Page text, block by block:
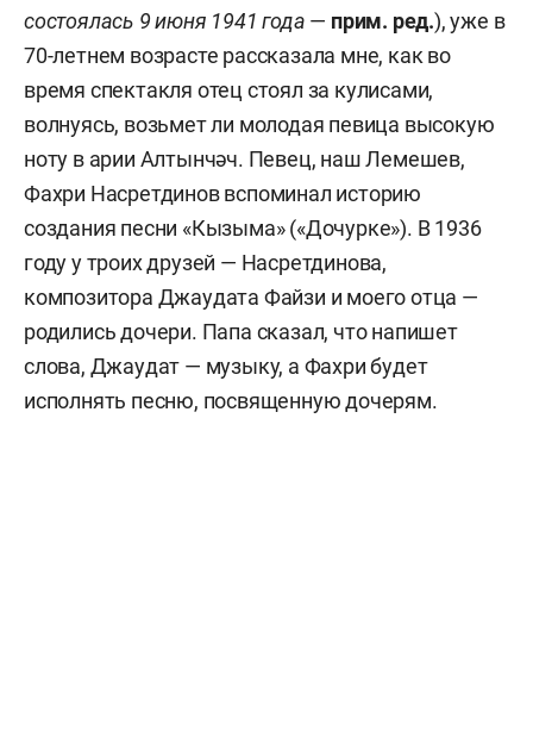
Внучка —Лилиан.
3) Дочь —Залилова Чулпан Мусаевна, родилась
в 1937 году (ее матьНина Константиновна
(Амина)Сейфуллина— вторая жена (с 1936-го)
Джалиля).
Внучка — Татьяна Малышева.
Правнуки:Михаил Митрофанов-Джалиль,
Елизавета Малышева.
состоялась 9 июня 1941 года — прим. ред.), уже в
70-летнем возрасте рассказала мне, как во
время спектакля отец стоял за кулисами,
волнуясь, возьмет ли молодая певица высокую
ноту в арии Алтынчәч. Певец, наш Лемешев,
Фахри Насретдинов вспоминал историю
создания песни «Кызыма» («Дочурке»). В 1936
году у троих друзей — Насретдинова,
композитора Джаудата Файзи и моего отца —
родились дочери. Папа сказал, что напишет
слова, Джаудат — музыку, а Фахри будет
исполнять песню, посвященную дочерям.